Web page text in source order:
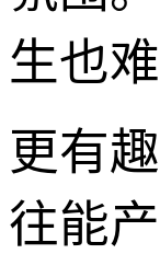
生也
更有
往能